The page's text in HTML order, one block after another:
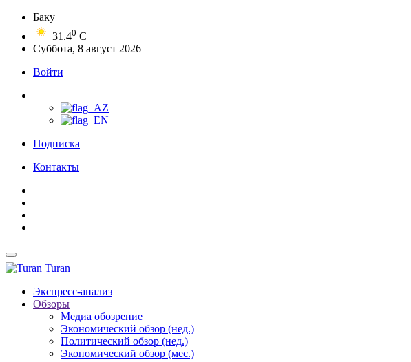
Баку
31.40 C
Суббота, 8 август 2026
Войти
Подписка
Контакты
Turan
Экспресс-анализ
Обзоры
Медиа обозрение
Экономический обзор (нед.)
Политический обзор (нед.)
Экономический обзор (мес.)